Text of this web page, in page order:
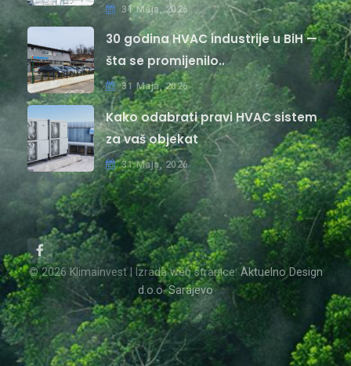
31 Maja, 2026
30 godina HVAC industrije u BiH —
šta se promijenilo..
31 Maja, 2026
Kako odabrati pravi HVAC sistem
za vaš objekat
31 Maja, 2026
© 2026 Klimainvest | Izrada web stranice:Aktuelno Design
d.o.o. Sarajevo